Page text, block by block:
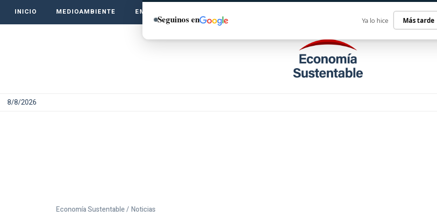
INICIO MEDIOAMBIENTE EMPRENDE VERDE
8/8/2026
Economía Sustentable / Noticias
Seguinos en Ya lo hice Más tarde